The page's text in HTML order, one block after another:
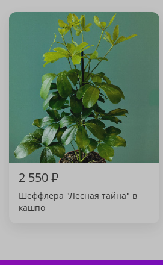
2 550₽
Шеффлера "Лесная тайна" в
кашпо